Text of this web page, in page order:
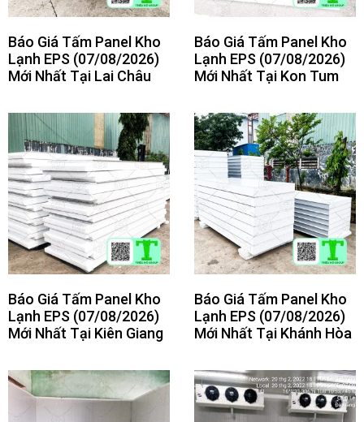
Báo Giá Tấm Panel Kho
Lạnh EPS (07/08/2026)
Mới Nhất Tại Lai Châu
Báo Giá Tấm Panel Kho
Lạnh EPS (07/08/2026)
Mới Nhất Tại Kon Tum
Báo Giá Tấm Panel Kho
Lạnh EPS (07/08/2026)
Mới Nhất Tại Kiên Giang
Báo Giá Tấm Panel Kho
Lạnh EPS (07/08/2026)
Mới Nhất Tại Khánh Hòa